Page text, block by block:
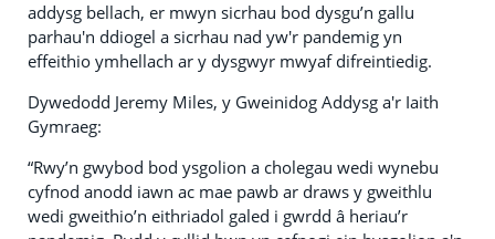
addysg bellach, er mwyn sicrhau bod dysgu’n gallu
parhau'n ddiogel a sicrhau nad yw'r pandemig yn
effeithio ymhellach ar y dysgwyr mwyaf difreintiedig.
Dywedodd Jeremy Miles, y Gweinidog Addysg a'r Iaith
Gymraeg:
“Rwy’n gwybod bod ysgolion a cholegau wedi wynebu
cyfnod anodd iawn ac mae pawb ar draws y gweithlu
wedi gweithio’n eithriadol galed i gwrdd â heriau’r